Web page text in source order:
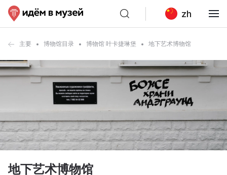
zh
主要 博物馆目录 博物馆 叶卡捷琳堡 地下艺术博物馆
地下艺术博物馆